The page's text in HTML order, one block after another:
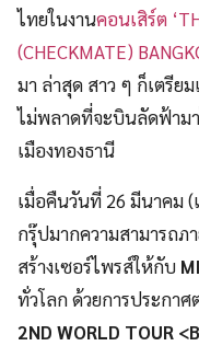
ไทยในงานคอนเสิร์ต
(CHECKMATE)
มา ล่าสุด สาว ๆ ก็เตรีย
ไม่พลาดที่จะบินลัดฟ้าม
เมืองทองธานี
เมื่อคืนวันที่ 26 มีนาคม (
กรุ๊ปมากความสามารถภ
สร้างเซอร์ไพรส์ให้กับ
ทั่วโลก ด้วยการประกาศ
2ND WORLD TOUR